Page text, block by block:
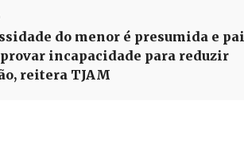
do menor é presumida e pai
incapacidade para reduzir
reitera TJAM